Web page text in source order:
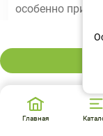
особенно при
периндоприла
и преходящее.
пациентов с
Нарушение
В редких
Главная